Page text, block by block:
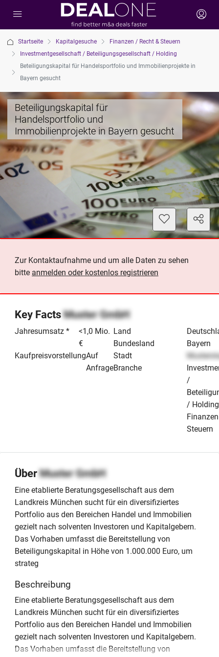
Startseite Kapitalgesuche
Finanzen / Recht & Steuern
Investmentgesellschaft / Beteiligungsgesellschaft / Holding
Beteiligungskapital für Handelsportfolio und Immobilienprojekte in
Bayern gesucht
Beteiligungskapital für
Handelsportfolio und
Immobilienprojekte in Bayern gesucht
Zur Kontaktaufnahme und um alle Daten zu sehen
bitte anmelden oder kostenlos registrieren
Key FactsMuster GmbH
Jahresumsatz *
<1,0 Mio.
€
KaufpreisvorstellungAuf
Anfrage
Land
Bundesland
Bayern
Stadt
Branche
/
/ Holding
Steuern
ÜberMuster GmbH
Eine etablierte Beratungsgesellschaft aus dem
Landkreis München sucht für ein diversifiziertes
Portfolio aus den Bereichen Handel und Immobilien
gezielt nach solventen Investoren und Kapitalgebern.
Das Vorhaben umfasst die Bereitstellung von
Beteiligungskapital in Höhe von 1.000.000 Euro, um
strateg
Beschreibung
Eine etablierte Beratungsgesellschaft aus dem
Landkreis München sucht für ein diversifiziertes
Portfolio aus den Bereichen Handel und Immobilien
gezielt nach solventen Investoren und Kapitalgebern.
Das Vorhaben umfasst die Bereitstellung von